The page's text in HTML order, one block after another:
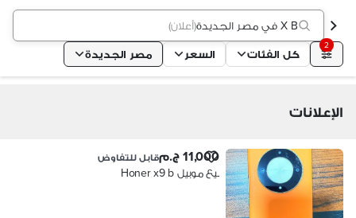
X B في مصر الجديدة (أعلان)
2
كل الفئات السعر مصر الجديدة
الإعلانات
11,000 ج.م قابل للتفاوض
بيع موبيل Honer x9 b